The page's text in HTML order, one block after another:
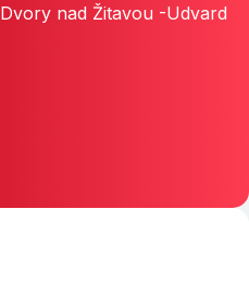
Dvory nad Žitavou -Udvard